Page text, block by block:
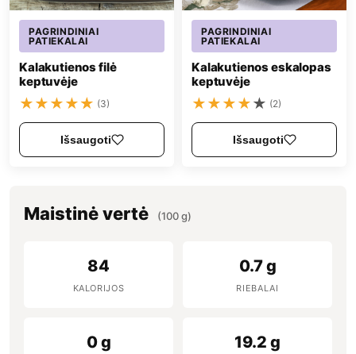
PAGRINDINIAI
PATIEKALAI
Kalakutienos filė
keptuvėje
★★★★★ (3)
Išsaugoti
PAGRINDINIAI
PATIEKALAI
Kalakutienos eskalopas
keptuvėje
★★★★★ (2)
Išsaugoti
Maistinė vertė (100 g)
84
KALORIJOS
0.7 g
RIEBALAI
0 g 19.2 g